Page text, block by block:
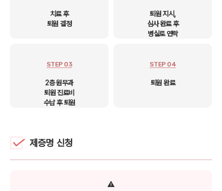
치료 후
퇴원 결정
퇴원 지시,
심사 완료 후
병실로 연락
STEP 03
2층 원무과
퇴원 진료비
수납 후 퇴원
STEP 04
퇴원 완료
제증명 신청